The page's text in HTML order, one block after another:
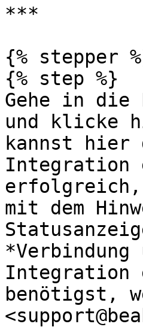
***
{% stepper
{% step %}
Gehe in die
und klicke
kannst hier
Integration
erfolgreich,
mit dem
Integration
benötigst,